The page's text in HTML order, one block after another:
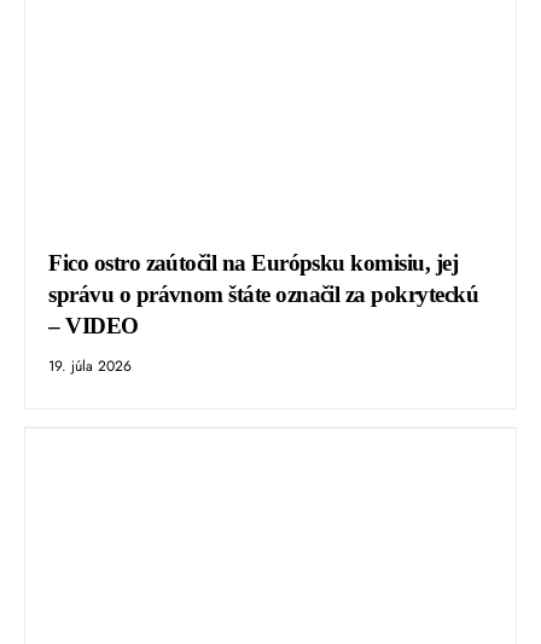
Fico ostro zaútočil na Európsku komisiu, jej
správu o právnom štáte označil za pokryteckú
– VIDEO
19. júla 2026